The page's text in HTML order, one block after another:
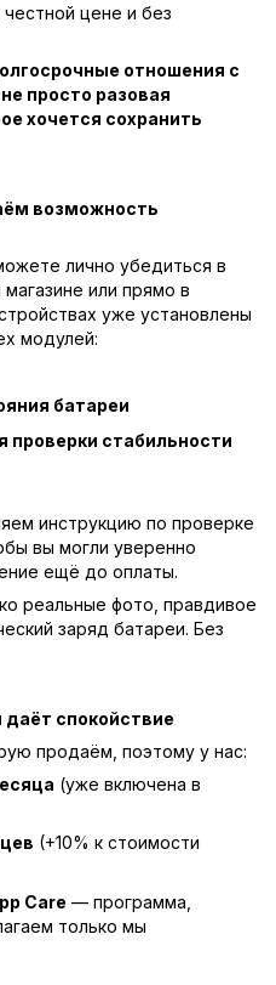
цене и без
отношения с
просто разовая
хочется сохранить
возможность
лично убедиться в
или прямо в
уже установлены
модулей:
батареи
проверки стабильности
инструкцию по проверке
вы могли уверенно
ещё до оплаты.
реальные фото, правдивое
заряд батареи. Без
спокойствие
продаём, поэтому у нас:
(уже включена в
(+10% к стоимости
Care — программа,
только мы